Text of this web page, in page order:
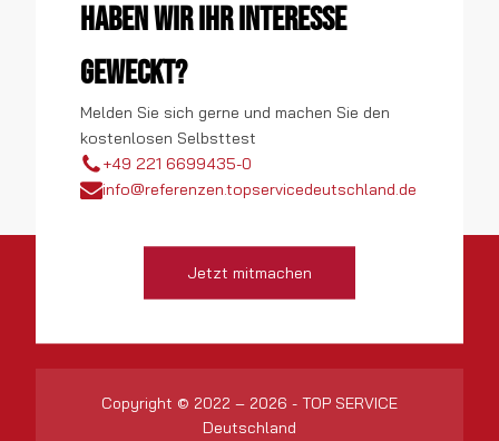
Haben wir Ihr Interesse
geweckt?
Melden Sie sich gerne und machen Sie den
kostenlosen Selbsttest
+49 221 6699435-0
info@referenzen.topservicedeutschland.de
Jetzt mitmachen
Copyright © 2022 – 2026 - TOP SERVICE
Deutschland